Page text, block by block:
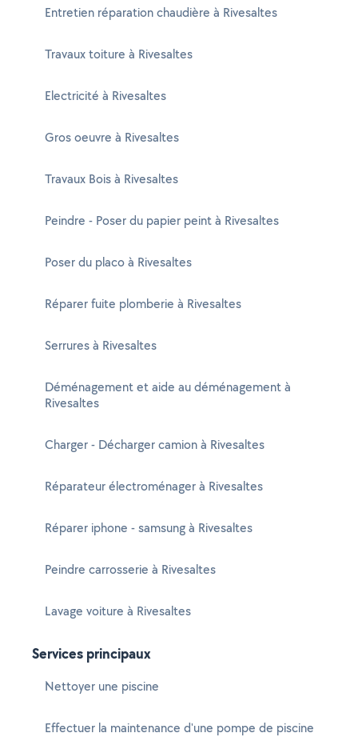
Entretien réparation chaudière à Rivesaltes
Travaux toiture à Rivesaltes
Electricité à Rivesaltes
Gros oeuvre à Rivesaltes
Travaux Bois à Rivesaltes
Peindre - Poser du papier peint à Rivesaltes
Poser du placo à Rivesaltes
Réparer fuite plomberie à Rivesaltes
Serrures à Rivesaltes
Déménagement et aide au déménagement à
Rivesaltes
Charger - Décharger camion à Rivesaltes
Réparateur électroménager à Rivesaltes
Réparer iphone - samsung à Rivesaltes
Peindre carrosserie à Rivesaltes
Lavage voiture à Rivesaltes
Services principaux
Nettoyer une piscine
Effectuer la maintenance d'une pompe de piscine